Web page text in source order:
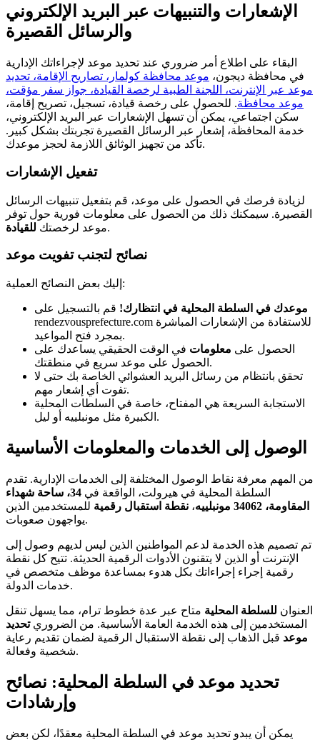
الإشعارات والتنبيهات عبر البريد الإلكتروني
والرسائل القصيرة
البقاء على اطلاع أمر ضروري عند تحديد موعد لإجراءاتك الإدارية
في محافظة ديجون، موعد محافظة كولمار، تصاريح الإقامة، تحديد
موعد عبر الإنترنت، اللجنة الطبية لرخصة القيادة، جواز سفر مؤقت،
موعد محافظة. للحصول على رخصة قيادة، تسجيل، تصريح إقامة،
سكن اجتماعي، يمكن أن تسهل الإشعارات عبر البريد الإلكتروني،
خدمة المحافظة، إشعار عبر الرسائل القصيرة تجربتك بشكل كبير.
تأكد من تجهيز الوثائق اللازمة لحجز موعدك.
تفعيل الإشعارات
لزيادة فرصك في الحصول على موعد، قم بتفعيل تنبيهات الرسائل
القصيرة. سيمكنك ذلك من الحصول على معلومات فورية حول توفر
موعد لرخصتك للقيادة .
نصائح لتجنب تفويت موعد
إليك بعض النصائح العملية:
موعدك في السلطة المحلية في انتظارك! قم بالتسجيل على
rendezvousprefecture.com للاستفادة من الإشعارات المباشرة
بمجرد فتح المواعيد.
الحصول على معلومات في الوقت الحقيقي يساعدك على
الحصول على موعد سريع في منطقتك.
تحقق بانتظام من رسائل البريد العشوائي الخاصة بك حتى لا
تفوت أي إشعار مهم.
الاستجابة السريعة هي المفتاح، خاصة في السلطات المحلية
الكبيرة مثل مونبلييه أو ليل.
الوصول إلى الخدمات والمعلومات الأساسية
من المهم معرفة نقاط الوصول المختلفة إلى الخدمات الإدارية. تقدم
السلطة المحلية في هيرولت، الواقعة في
34، ساحة شهداء
المقاومة، 34062 مونبلييه
، نقطة استقبال رقمية للمستخدمين الذين
يواجهون صعوبات.
تم تصميم هذه الخدمة لدعم المواطنين الذين ليس لديهم وصول إلى
الإنترنت أو الذين لا يتقنون الأدوات الرقمية الحديثة. تتيح كل نقطة
رقمية إجراء إجراءاتك بكل هدوء بمساعدة موظف متخصص في
خدمات الدولة.
العنوان للسلطة المحلية متاح عبر عدة خطوط ترام، مما يسهل تنقل
المستخدمين إلى هذه الخدمة العامة الأساسية. من الضروريتحديد
موعد قبل الذهاب إلى نقطة الاستقبال الرقمية لضمان تقديم رعاية
شخصية وفعالة.
تحديد موعد في السلطة المحلية: نصائح
وإرشادات
يمكن أن يبدو تحديد موعد في السلطة المحلية معقدًا، لكن بعض